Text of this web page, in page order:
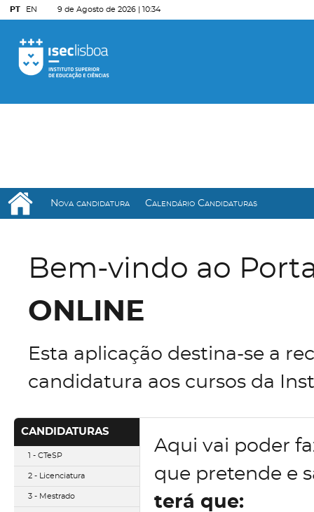
PT EN 9 de Agosto de 2026 | 10:34
Nova candidatura Calendário Candidaturas
Bem-vindo ao
ONLINE
Esta aplicação destina-se a
candidatura aos cursos da
CANDIDATURAS
1 - CTeSP
2 - Licenciatura
3 - Mestrado
Aqui vai poder
que pretende e
terá que: